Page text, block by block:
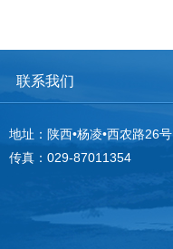
联系我们
地址：陕西•杨凌•西农路26号
传真：029-87011354